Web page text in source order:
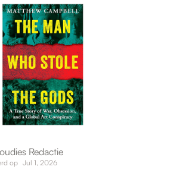
Redactie
op Jul 1, 2026